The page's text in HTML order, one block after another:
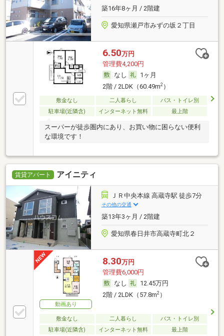
築16年8ヶ月 / 2階建
愛知県瀬戸市みずの坂２丁目
6.50万円
管理費4,200円
なし
1ヶ月
2階 / 2LDK（60.49m2）
敷金なし 二人暮らし
バス・トイレ別
駐車場(近隣含)
インターネット無料 最上階
スーパーが徒歩圏内にあり、お買い物に困らない便利
な環境です！
賃貸アパート アイニティ
ＪＲ中央本線 高蔵寺駅 徒歩7分
その他の交通
築13年3ヶ月 / 2階建
愛知県春日井市高蔵寺町北２
動画あり
8.30万円
管理費6,000円
なし
12.45万円
2階 / 2LDK（57.8m2）
敷金なし 二人暮らし
バス・トイレ別
駐車場(近隣含)
インターネット無料 最上階